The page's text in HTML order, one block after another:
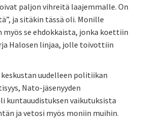
paljon vihreitä laajemmalle. On
ja sitäkin tässä oli. Monille
se ehdokkaista, jonka koettiin
Halosen linjaa, jolle toivottiin
keskustan uudelleen politiikan
Nato-jäsenyyden
kuntauudistuksen vaikutuksista
ja vetosi myös moniin muihin.